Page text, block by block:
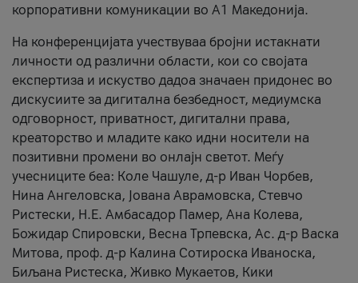
корпоративни комуникации во А1 Македонија.
На конференцијата учествуваа бројни истакнати
личности од различни области, кои со својата
експертиза и искуство дадоа значаен придонес во
дискусиите за дигитална безбедност, медиумска
одговорност, приватност, дигитални права,
креаторство и младите како идни носители на
позитивни промени во онлајн светот. Меѓу
учесниците беа: Коле Чашуле, д-р Иван Чорбев,
Нина Ангеловска, Јована Аврамовска, Стевчо
Ристески, Н.Е. Амбасадор Памер, Ана Колева,
Божидар Спировски, Весна Трпевска, Ас. д-р Васка
Митова, проф. д-р Калина Сотироска Иваноска,
Биљана Ристеска, Живко Мукаетов, Кики